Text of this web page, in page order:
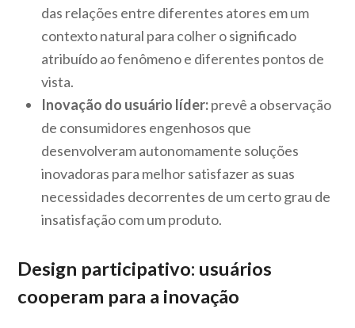
das relações entre diferentes atores em um
contexto natural para colher o significado
atribuído ao fenômeno e diferentes pontos de
vista.
Inovação do usuário líder:prevê a observação
de consumidores engenhosos que
desenvolveram autonomamente soluções
inovadoras para melhor satisfazer as suas
necessidades decorrentes de um certo grau de
insatisfação com um produto.
Design participativo: usuários
cooperam para a inovação